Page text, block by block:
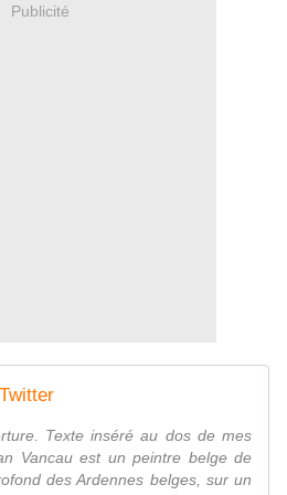
Publicité
Texte inséré au dos de mes
Vancau est un peintre belge de
des Ardennes belges, sur un